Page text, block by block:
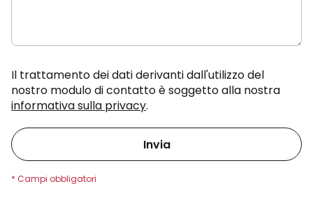
Il trattamento dei dati derivanti dall'utilizzo del
nostro modulo di contatto è soggetto alla nostra
informativa sulla privacy.
Invia